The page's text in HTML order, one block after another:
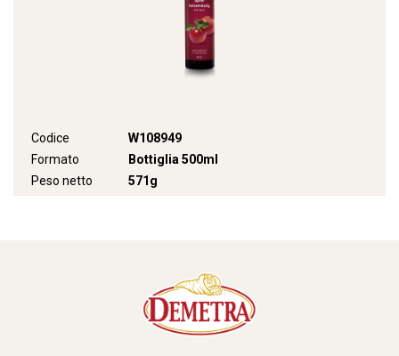
Codice
W108949
Formato
Bottiglia 500ml
Peso netto
571g